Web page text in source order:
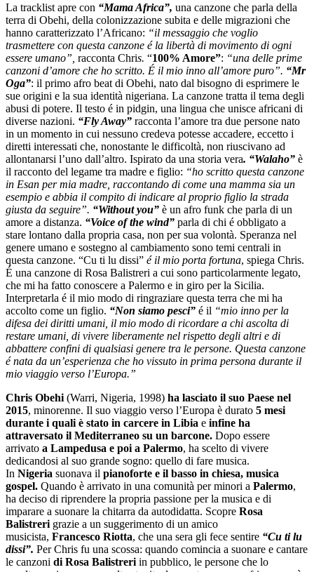
La tracklist apre con “Mama Africa”, una canzone che parla della
terra di Obehi, della colonizzazione subita e delle migrazioni che
hanno caratterizzato l’Africano: “il messaggio che voglio
trasmettere con questa canzone é la libertà di movimento di ogni
essere umano”, racconta Chris. “100% Amore”: “una delle prime
canzoni d’amore che ho scritto. É il mio inno all’amore puro”. “Mr
Oga”: il primo afro beat di Obehi, nato dal bisogno di esprimere le
sue origini e la sua identità nigeriana. La canzone tratta il tema degli
abusi di potere. Il testo é in pidgin, una lingua che unisce africani di
diverse nazioni. “Fly Away” racconta l’amore tra due persone nato
in un momento in cui nessuno credeva potesse accadere, eccetto i
diretti interessati che, nonostante le difficoltà, non riuscivano ad
allontanarsi l’uno dall’altro. Ispirato da una storia vera. “Walaho” è
il racconto del legame tra madre e figlio: “ho scritto questa canzone
in Esan per mia madre, raccontando di come una mamma sia un
esempio e abbia il compito di indicare al proprio figlio la strada
giusta da seguire”. “Without you” è un afro funk che parla di un
amore a distanza. “Voice of the wind” parla di chi é obbligato a
stare lontano dalla propria casa, non per sua volontà. Speranza nel
genere umano e sostegno al cambiamento sono temi centrali in
questa canzone. “Cu ti lu dissi” é il mio porta fortuna, spiega Chris.
É una canzone di Rosa Balistreri a cui sono particolarmente legato,
che mi ha fatto conoscere a Palermo e in giro per la Sicilia.
Interpretarla é il mio modo di ringraziare questa terra che mi ha
accolto come un figlio. “Non siamo pesci” é il “mio inno per la
difesa dei diritti umani, il mio modo di ricordare a chi ascolta di
restare umani, di vivere liberamente nel rispetto degli altri e di
abbattere confini di qualsiasi genere tra le persone. Questa canzone
é nata da un’esperienza che ho vissuto in prima persona durante il
mio viaggio verso l’Europa.”
Chris Obehi (Warri, Nigeria, 1998) ha lasciato il suo Paese nel
2015, minorenne. Il suo viaggio verso l’Europa è durato 5 mesi
durante i quali è stato in carcere in Libia e infine ha
attraversato il Mediterraneo su un barcone. Dopo essere
arrivato a Lampedusa e poi a Palermo, ha scelto di vivere
dedicandosi al suo grande sogno: quello di fare musica.
In Nigeria suonava il pianoforte e il basso in chiesa, musica
gospel. Quando è arrivato in una comunità per minori a Palermo,
ha deciso di riprendere la propria passione per la musica e di
imparare a suonare la chitarra da autodidatta. Scopre Rosa
Balistreri grazie a un suggerimento di un amico
musicista, Francesco Riotta, che una sera gli fece sentire “Cu ti lu
dissi”. Per Chris fu una scossa: quando comincia a suonare e cantare
le canzoni di Rosa Balistreri in pubblico, le persone che lo